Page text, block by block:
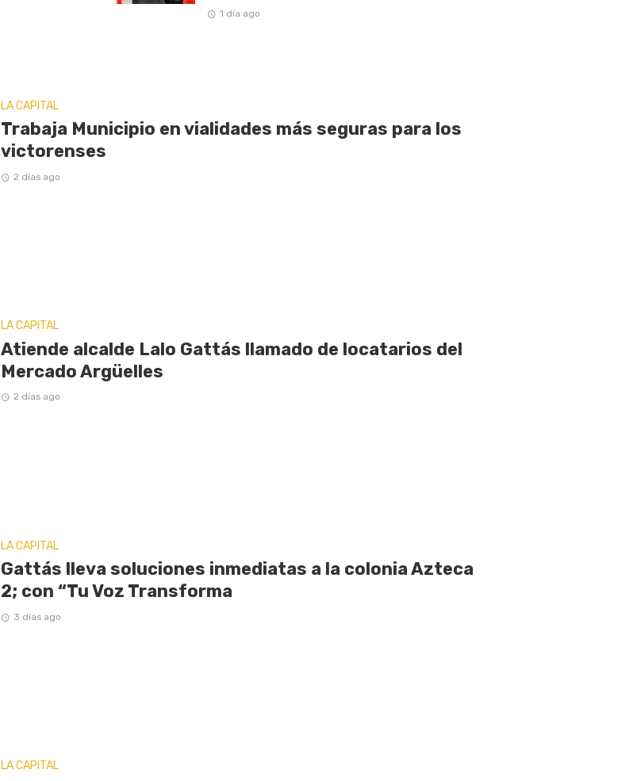
1 día ago
LA CAPITAL
Trabaja Municipio en vialidades más seguras para los
victorenses
2 días ago
LA CAPITAL
Atiende alcalde Lalo Gattás llamado de locatarios del
Mercado Argüelles
2 días ago
LA CAPITAL
Gattás lleva soluciones inmediatas a la colonia Azteca
2; con “Tu Voz Transforma
3 días ago
LA CAPITAL